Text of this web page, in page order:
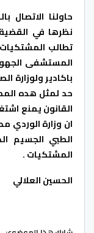
حاولنا
نظرها في
تطالب
المستشفى
باكادير ولوزارة
حد لمثل هده
القانون يمنع
ان وزارة الوردي
الطبي الجسيم
المشتكيات .
الحسين العلالي